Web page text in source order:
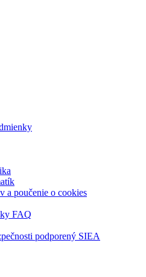
a poučenie o cookies
FAQ
podporený SIEA